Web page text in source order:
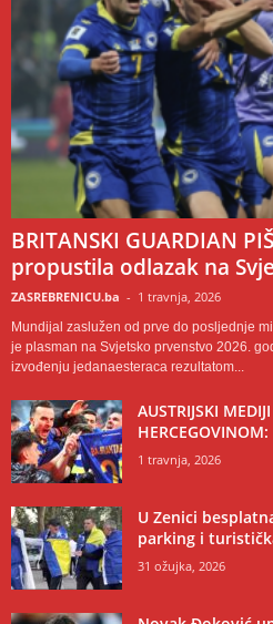
BRITANSKI GUARDIAN
propustila odlazak na
ZASREBRENICU.ba - 1 travnja, 2026
Mundijal zaslužen od prve do posljednje
je plasman na Svjetsko prvenstvo 2026.
izvođenju jedanaesteraca rezultatom...
AUSTRIJSKI
1 travnja, 2026
U Zenici
parking i
31 ožujka, 2026